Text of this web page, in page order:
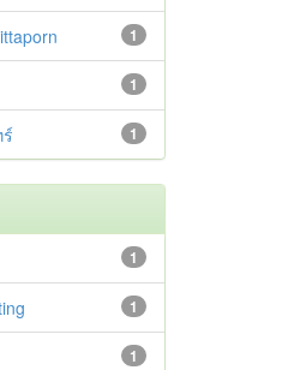
1
1
1
1
1
1